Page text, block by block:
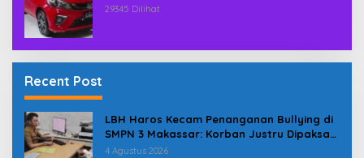
29345 Dilihat
Recent Post
LBH Haros Kecam Penanganan Bullying di
SMPN 3 Makassar: Korban Justru Dipaksa
Pindah
4 Agustus 2026